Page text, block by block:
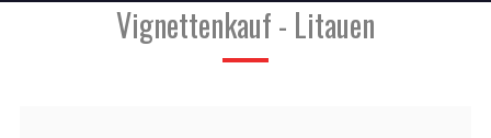
Vignettenkauf - Litauen